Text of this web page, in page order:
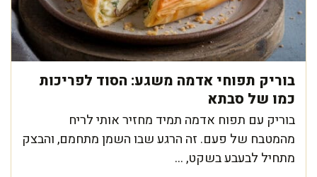
בוריק תפוחי אדמה משגע: הסוד לפריכות
כמו של סבתא
בוריק עם תפוח אדמה תמיד מחזיר אותי לריח
מהמטבח של פעם. זה הרגע שבו השמן מתחמם, והבצק
מתחיל לבעבע בשקט, ...